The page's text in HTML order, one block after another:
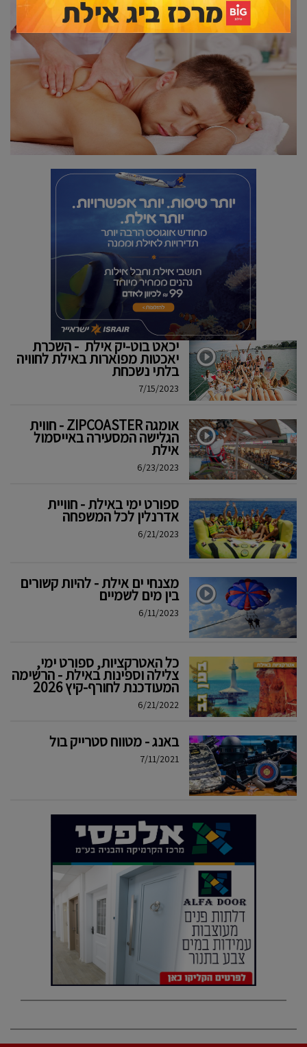
יכאט בוט-יק אילת - השכרת
יאכטות מפוארות באילת לחוויה
בלתי נשכחת
7/15/2023
אומגה ZIPCOASTER - חווית
הגלישה המסעירה באייסמול
אילת
6/23/2023
ספורט ימי באילת - חוויית
אדרנלין לכל המשפחה
6/21/2023
מצנחי ים אילת - להיות קשורים
בין מים לשמיים
6/11/2023
כל האטרקציות, ספורט ימי,
צלילה וספינות באילת - הרשימה
המעודכנת לחורף-קיץ 2026
6/21/2022
באנג - מטווח סטרייק בול
7/11/2021